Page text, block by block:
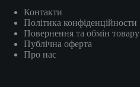
Контакти
Політика конфіденційности
Повернення та обмін товару
Публічна оферта
Про нас